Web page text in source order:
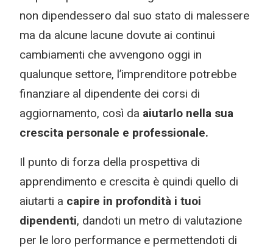
non dipendessero dal suo stato di malessere
ma da alcune lacune dovute ai continui
cambiamenti che avvengono oggi in
qualunque settore, l’imprenditore potrebbe
finanziare al dipendente dei corsi di
aggiornamento, così da aiutarlo nella sua
crescita personale e professionale.
Il punto di forza della prospettiva di
apprendimento e crescita è quindi quello di
aiutarti a capire in profondità i tuoi
dipendenti, dandoti un metro di valutazione
per le loro performance e permettendoti di